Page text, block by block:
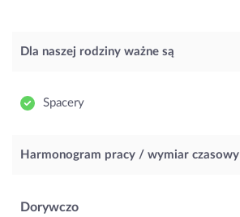
Dla naszej rodziny ważne są
Spacery
Harmonogram pracy / wymiar czasowy
Dorywczo